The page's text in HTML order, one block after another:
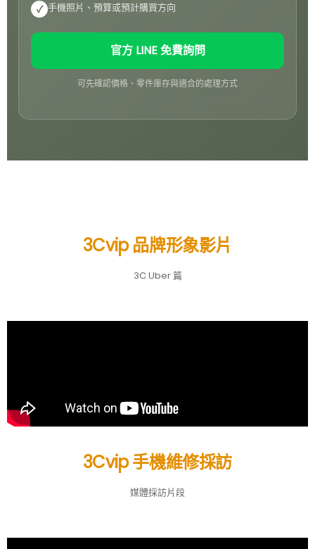
✓ 手機照片、預算或預計購買方向
官方 LINE 免費詢問
可先確認價格、零件庫存與適合的處理方式
3Cvip 品牌形象影片
3C Uber 篇
3Cvip 手機維修採訪
媒體採訪片段